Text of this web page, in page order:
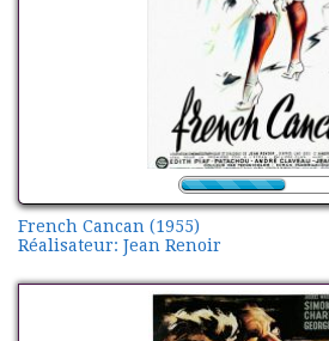
French Cancan (1955)
Réalisateur: Jean Renoir